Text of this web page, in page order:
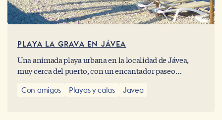
PLAYA LA GRAVA EN JÁVEA
Una animada playa urbana en la localidad de Jávea,
muy cerca del puerto, con un encantador paseo
de comodidades para quienes deseen hacer algunas
Con amigos Playas y calas Javea